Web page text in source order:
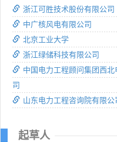
浙江可胜技术股份有限公司
中广核风电有限公司
北京工业大学
浙江绿储科技有限公司
中国电力工程顾问集团西
司
山东电力工程咨询院有限公
起草人